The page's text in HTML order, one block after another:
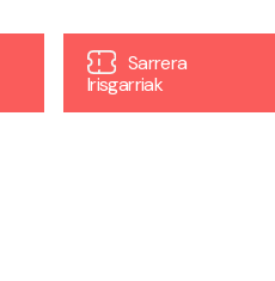
Sarrera
Irisgarriak